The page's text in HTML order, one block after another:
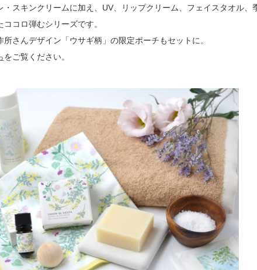
・スキンクリームに加え、UV、リップクリーム、フェイスタオル、
コロ弾むシリーズです。
所さんデザイン「ウサギ柄」の限定ポーチもセットに。
をご覧ください。